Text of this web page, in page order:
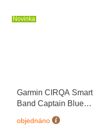
Novinka
Garmin CIRQA Smart
Band Captain Blue
S/M 010-04675-13
objednáno